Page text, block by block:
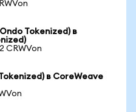
Tokenized) в
CRWVon
в CoreWeave